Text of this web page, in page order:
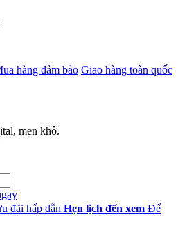
hàng đảm bảo Giao hàng toàn quốc
men khô.
đãi hấp dẫn Hẹn lịch đến xem Để